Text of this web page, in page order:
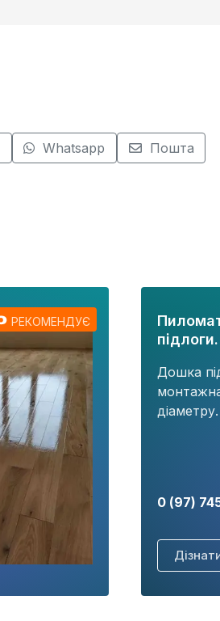
Whatsapp Пошта
РЕКОМЕНДУЄ
підлоги.
Дошка
діаметру.
0 (97)